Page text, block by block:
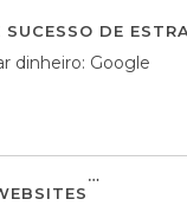
SUCESSO DE
dinheiro: Google